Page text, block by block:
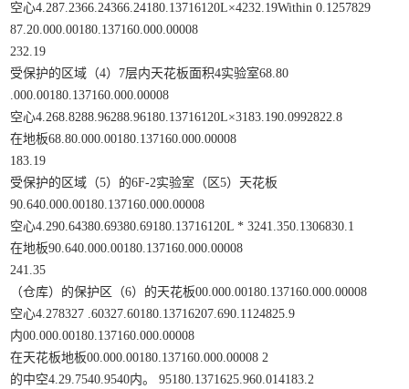
空心4.287.2366.24366.24180.13716120L×4232.19Within 0.1257829
87.20.000.00180.137160.000.00008
232.19
受保护的区域（4）7层内天花板面积4实验室68.80
.000.00180.137160.000.00008
空心4.268.8288.96288.96180.13716120L×3183.190.0992822.8
在地板68.80.000.00180.137160.000.00008
183.19
受保护的区域（5）的6F-2实验室（区5）天花板
90.640.000.00180.137160.000.00008
空心4.290.64380.69380.69180.13716120L * 3241.350.1306830.1
在地板90.640.000.00180.137160.000.00008
241.35
（仓库）的保护区（6）的天花板00.000.00180.137160.000.00008
空心4.278327 .60327.60180.13716207.690.1124825.9
内00.000.00180.137160.000.00008
在天花板地板00.000.00180.137160.000.00008 2
的中空4.29.7540.9540内。 95180.1371625.960.014183.2